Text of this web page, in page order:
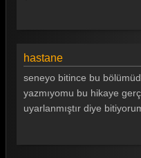
hastane
seneyo bitince bu
yazmıyomu bu hikaye
uyarlanmıştır diye